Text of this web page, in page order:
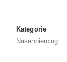
Kategorie
Nasenpiercing